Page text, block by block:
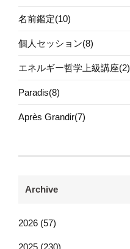
名前鑑定(10)
個人セッション(8)
エネルギー哲学上級講座(2)
Paradis(8)
Après Grandir(7)
Archive
2026 (57)
2025 (230)